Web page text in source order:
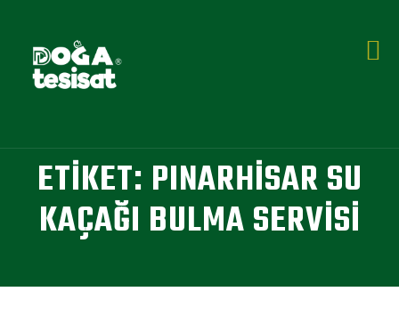
ETIKET: PINARHISAR SU
KAÇAĞI BULMA SERVISI